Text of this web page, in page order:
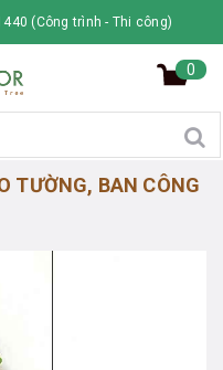
(Công trình - Thi công)
0
TƯỜNG, BAN CÔNG